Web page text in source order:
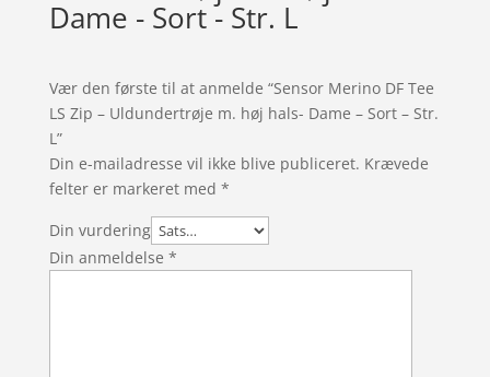
Dame - Sort - Str. L
Vær den første til at anmelde “Sensor Merino DF Tee
LS Zip – Uldundertrøje m. høj hals- Dame – Sort – Str.
L”
Din e-mailadresse vil ikke blive publiceret. Krævede
felter er markeret med *
Din vurdering
Din anmeldelse *